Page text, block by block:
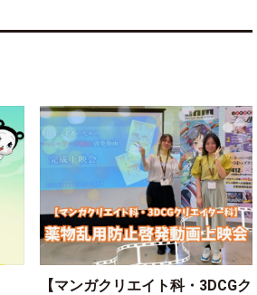
【マンガクリエイト科・3DCGク